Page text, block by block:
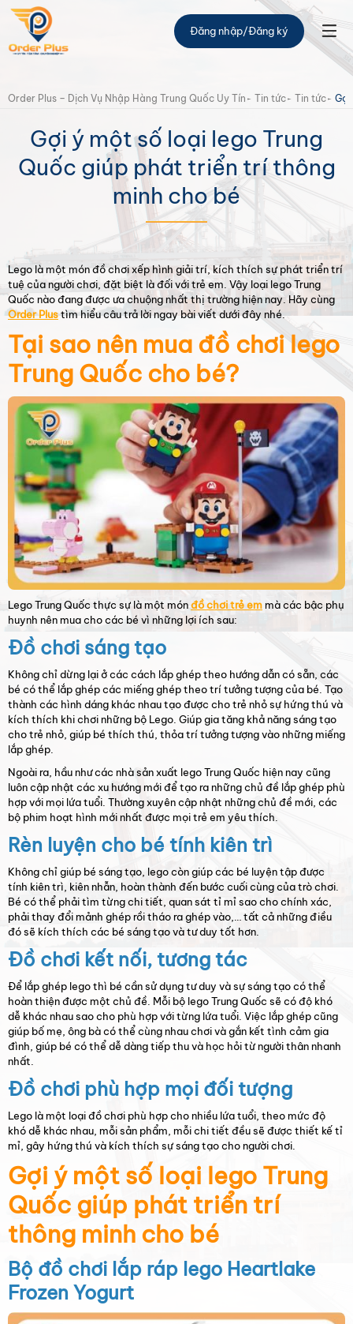
Đăng nhập/Đăng ký
Order Plus – Dịch Vụ Nhập Hàng Trung Quốc Uy Tín Tin tức Tin tức
Gợi ý một số loại lego Trung
Quốc giúp phát triển trí thông
minh cho bé
Lego là một món đồ chơi xếp hình giải trí, kích thích sự phát triển trí
tuệ của người chơi, đặt biệt là đối với trẻ em. Vậy loại lego Trung
Quốc nào đang được ưa chuộng nhất thị trường hiện nay. Hãy cùng
Order Plustìm hiểu câu trả lời ngay bài viết dưới đây nhé.
Tại sao nên mua đồ chơi lego
Trung Quốc cho bé?
Lego Trung Quốc thực sự là một mónđồ chơi trẻ emmà các bậc phụ
huynh nên mua cho các bé vì những lợi ích sau:
Đồ chơi sáng tạo
Không chỉ dừng lại ở các cách lắp ghép theo hướng dẫn có sẵn, các
bé có thể lắp ghép các miếng ghép theo trí tưởng tượng của bé. Tạo
thành các hình dáng khác nhau tạo được cho trẻ nhỏ sự hứng thú và
kích thích khi chơi những bộ Lego. Giúp gia tăng khả năng sáng tạo
cho trẻ nhỏ, giúp bé thích thú, thỏa trí tưởng tượng vào những miếng
lắp ghép.
Ngoài ra, hầu như các nhà sản xuất lego Trung Quốc hiện nay cũng
luôn cập nhật các xu hướng mới để tạo ra những chủ đề lắp ghép phù
hợp với mọi lứa tuổi. Thường xuyên cập nhật những chủ đề mới, các
bộ phim hoạt hình mới nhất được mọi trẻ em yêu thích.
Rèn luyện cho bé tính kiên trì
Không chỉ giúp bé sáng tạo, lego còn giúp các bé luyện tập được
tính kiên trì, kiên nhẫn, hoàn thành đến bước cuối cùng của trò chơi.
Bé có thể phải tìm từng chi tiết, quan sát tỉ mỉ sao cho chính xác,
phải thay đổi mảnh ghép rồi tháo ra ghép vào,… tất cả những điều
đó sẽ kích thích các bé sáng tạo và tư duy tốt hơn.
Đồ chơi kết nối, tương tác
Để lắp ghép lego thì bé cần sử dụng tư duy và sự sáng tạo có thể
hoàn thiện được một chủ đề. Mỗi bộ lego Trung Quốc sẽ có độ khó
dễ khác nhau sao cho phù hợp với từng lứa tuổi. Việc lắp ghép cũng
giúp bố mẹ, ông bà có thể cùng nhau chơi và gắn kết tình cảm gia
đình, giúp bé có thể dễ dàng tiếp thu và học hỏi từ người thân nhanh
nhất.
Đồ chơi phù hợp mọi đối tượng
Lego là một loại đồ chơi phù hợp cho nhiều lứa tuổi, theo mức độ
khó dễ khác nhau, mỗi sản phẩm, mỗi chi tiết đều sẽ được thiết kế tỉ
mỉ, gây hứng thú và kích thích sự sáng tạo cho người chơi.
Gợi ý một số loại lego Trung
Quốc giúp phát triển trí
thông minh cho bé
Bộ đồ chơi lắp ráp lego Heartlake
Frozen Yogurt
Thông tin mã đơn hàng
ID đơn hàng: 23435
Loại đơn hàng: Đơn hàng mua hộ
Trạng thái: 10:00 PM / 17-11-2022
Nhân viên xử lý: admin